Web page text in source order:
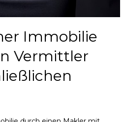
Immobilie
Vermittler